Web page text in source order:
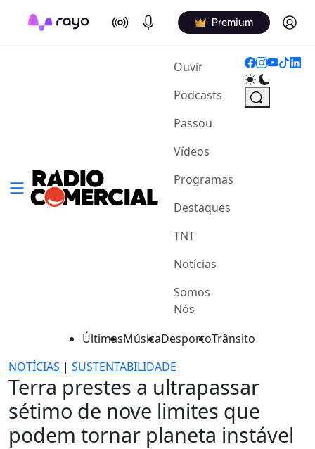
On Air Podcasts Premium Log in
Ouvir(current)
Podcasts
Passou
Vídeos
Programas
Destaques
TNT
Notícias
Somos
Nós
ÚltimasMúsicaDesportoTrânsito
NOTÍCIAS | SUSTENTABILIDADE
Terra prestes a ultrapassar
sétimo de nove limites que
podem tornar planeta instável